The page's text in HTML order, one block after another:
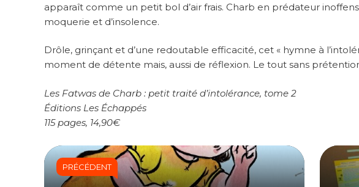
apparaît comme un petit bol d’air frais. Charb en prédateur
moquerie et d’insolence.
Drôle, grinçant et d’une redoutable efficacité, cet « hymne à
moment de détente mais, aussi de réflexion. Le tout sans
Les Fatwas de Charb : petit traité d’intolérance, tome 2
Éditions Les Échappés
115 pages, 14,90€
PRÉCÉDENT